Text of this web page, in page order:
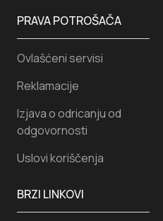
PRAVA POTROŠAČA
Ovlašćeni servisi
Reklamacije
Izjava o odricanju od
odgovornosti
Uslovi koriščenja
BRZI LINKOVI